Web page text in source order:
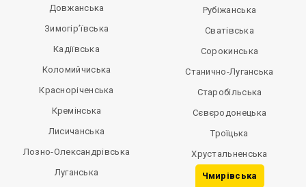
Довжанська
Зимогір’ївська
Кадіївська
Коломийчиська
Красноріченська
Кремінська
Лисичанська
Лозно-Олександрівська
Луганська
Рубіжанська
Сватівська
Сорокинська
Станично-Луганська
Старобільська
Сєвєродонецька
Троїцька
Хрустальненська
Чмирівська